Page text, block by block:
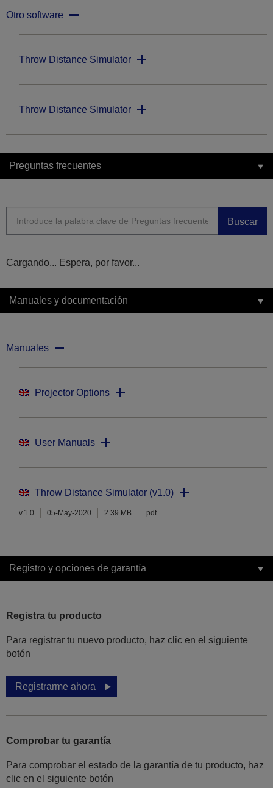
Otro software
Throw Distance Simulator
Throw Distance Simulator
Preguntas frecuentes
Buscar
Cargando... Espera, por favor...
Manuales y documentación
Manuales
Projector Options
User Manuals
Throw Distance Simulator (v1.0)
v.1.0 05-May-2020 2.39 MB .pdf
Registro y opciones de garantía
Registra tu producto
Para registrar tu nuevo producto, haz clic en el siguiente
botón
Registrarme ahora
Comprobar tu garantía
Para comprobar el estado de la garantía de tu producto, haz
clic en el siguiente botón